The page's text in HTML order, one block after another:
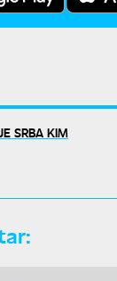
SRBA KIM